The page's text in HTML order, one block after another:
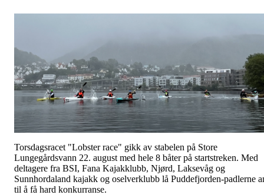
Torsdagsracet "Lobster race" gikk av stabelen på Store
Lungegårdsvann 22. august med hele 8 båter på startstreken. Med
deltagere fra BSI, Fana Kajakklubb, Njørd, Laksevåg og
Sunnhordaland kajakk og oselverklubb lå Puddefjorden-padlerne
til å få hard konkurranse.